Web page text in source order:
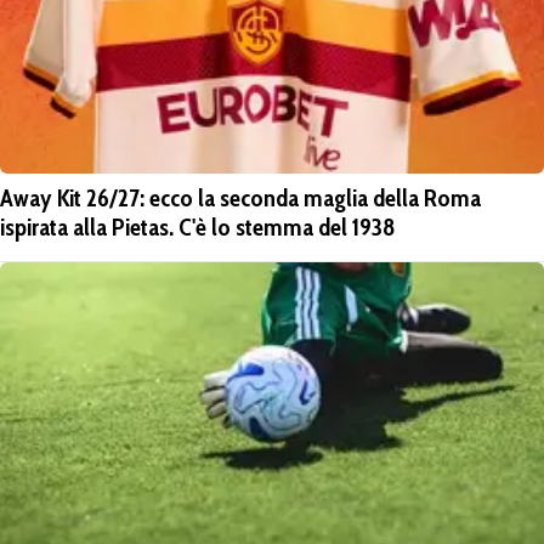
Away Kit 26/27: ecco la seconda maglia della Roma
ispirata alla Pietas. C'è lo stemma del 1938